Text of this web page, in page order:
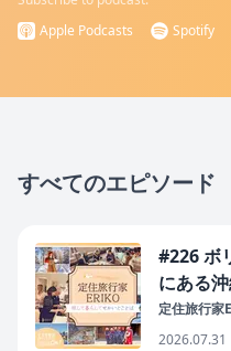
Apple Podcasts
Spotify
すべてのエピソード
#226 ボ
にある
定住旅行
2026.07.31